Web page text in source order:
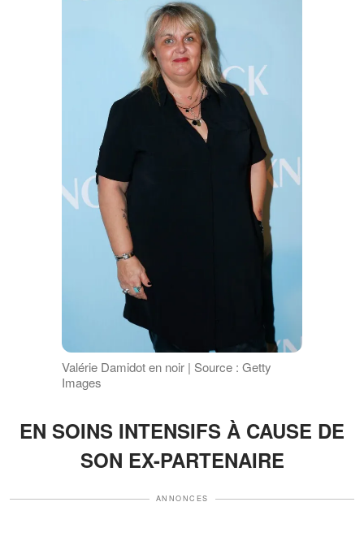
Valérie Damidot en noir | Source : Getty
Images
EN SOINS INTENSIFS À CAUSE DE
SON EX-PARTENAIRE
ANNONCES